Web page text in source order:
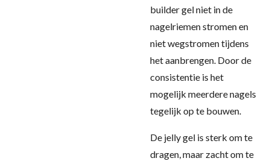
builder gel niet in de
nagelriemen stromen en
niet wegstromen tijdens
het aanbrengen. Door de
consistentie is het
mogelijk meerdere nagels
tegelijk op te bouwen.
De jelly gel is sterk om te
dragen, maar zacht om te